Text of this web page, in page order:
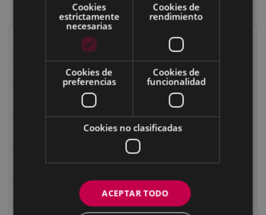
Libros de Eibar
Revista "Eibar"
Guía cultural
Cookies
estrictamente
necesarias
Cookies de
rendimiento
Cookies de
preferencias
Cookies de
funcionalidad
Cookies no clasificadas
ACEPTAR TODO